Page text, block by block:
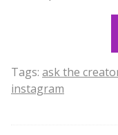
Tags: ask the
instagram